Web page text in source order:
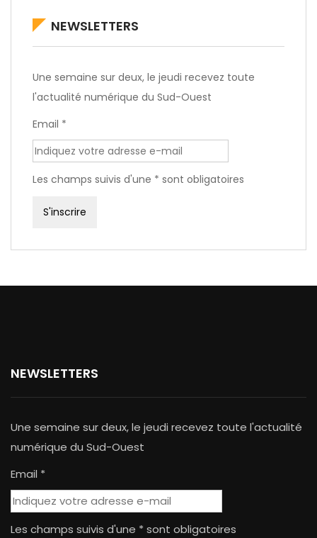
NEWSLETTERS
Une semaine sur deux, le jeudi recevez toute
l'actualité numérique du Sud-Ouest
Email *
Les champs suivis d'une * sont obligatoires
NEWSLETTERS
Une semaine sur deux, le jeudi recevez toute l'actualité
numérique du Sud-Ouest
Email *
Les champs suivis d'une * sont obligatoires